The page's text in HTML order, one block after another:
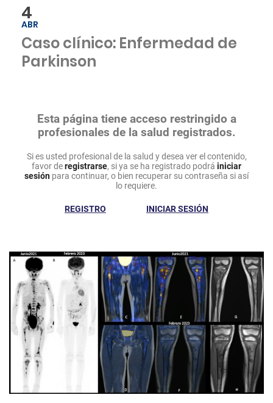
4
ABR
Caso clínico: Enfermedad de
Parkinson
Esta página tiene acceso restringido a
profesionales de la salud registrados.
Si es usted profesional de la salud y desea ver el contenido,
favor deregistrarse, si ya se ha registrado podrá iniciar
sesión para continuar, o bien recuperar su contraseña si así
lo requiere.
REGISTRO INICIAR SESIÓN